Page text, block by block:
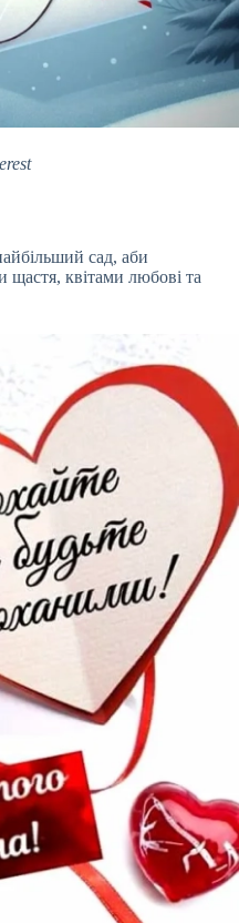
сад, аби
квітами любові та